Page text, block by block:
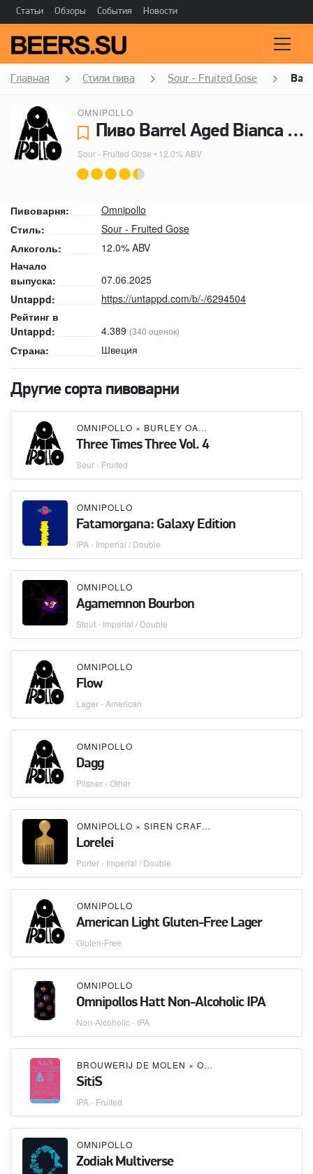
Статьи Обзоры События Новости
Главная Стили пива Sour - Fruited Gose
OMNIPOLLO
Пиво Barrel Aged Bianca Raspberry - Omnipollo
Sour - Fruited Gose • 12.0% ABV
Пивоварня:
Omnipollo
Стиль:
Sour - Fruited Gose
Алкоголь:
12.0% ABV
Начало
выпуска:
07.06.2025
Untappd:
https://untappd.com/b/-/6294504
Рейтинг в
Untappd:
4.389 (340 оценок)
Страна: Швеция
Другие сорта пивоварни
OMNIPOLLO × BURLEY OAK BREWING COMPANY
Three Times Three Vol. 4
Sour - Fruited
OMNIPOLLO
Fatamorgana: Galaxy Edition
IPA - Imperial / Double
OMNIPOLLO
Agamemnon Bourbon
Stout - Imperial / Double
OMNIPOLLO
Flow
Lager - American
OMNIPOLLO
Dagg
Pilsner - Other
OMNIPOLLO × SIREN CRAFT BREW
Lorelei
Porter - Imperial / Double
OMNIPOLLO
American Light Gluten-Free Lager
Gluten-Free
OMNIPOLLO
Omnipollos Hatt Non-Alcoholic IPA
Non-Alcoholic - IPA
BROUWERIJ DE MOLEN × OMNIPOLLO
SitiS
IPA - Fruited
OMNIPOLLO
Zodiak Multiverse